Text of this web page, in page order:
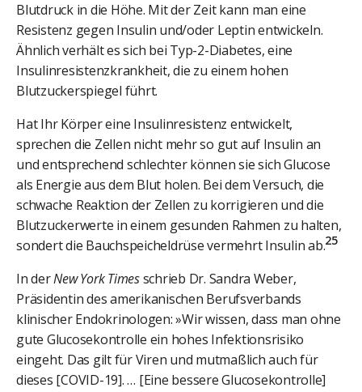
Blutdruck in die Höhe. Mit der Zeit kann man eine
Resistenz gegen Insulin und/oder Leptin entwickeln.
Ähnlich verhält es sich bei Typ-2-Diabetes, eine
Insulinresistenzkrankheit, die zu einem hohen
Blutzuckerspiegel führt.
Hat Ihr Körper eine Insulinresistenz entwickelt,
sprechen die Zellen nicht mehr so gut auf Insulin an
und entsprechend schlechter können sie sich Glucose
als Energie aus dem Blut holen. Bei dem Versuch, die
schwache Reaktion der Zellen zu korrigieren und die
Blutzuckerwerte in einem gesunden Rahmen zu halten,
sondert die Bauchspeicheldrüse vermehrt Insulin ab.25
In derNew York Timesschrieb Dr. Sandra Weber,
Präsidentin des amerikanischen Berufsverbands
klinischer Endokrinologen: »Wir wissen, dass man ohne
gute Glucosekontrolle ein hohes Infektionsrisiko
eingeht. Das gilt für Viren und mutmaßlich auch für
dieses [COVID-19]. … [Eine bessere Glucosekontrolle]